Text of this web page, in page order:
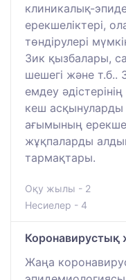
клиникалық-
ерекшеліктері,
төндірулері
Зик қызбалары,
шешегі және т.б..
емдеу
кеш асқынуларды
ағымының
жұқпаларды
тармақтары.
Оқу жылы - 2
Несиелер - 4
Коронавирустық
Жаңа